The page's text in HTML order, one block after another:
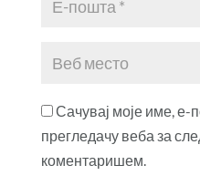
Сачувај моје име, е-
прегледачу веба за
коментаришем.